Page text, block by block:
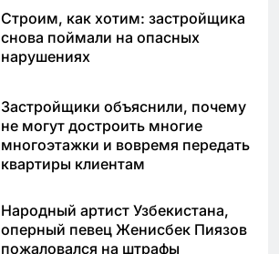
Строим, как хотим: застройщика
снова поймали на опасных
нарушениях
Застройщики объяснили, почему
не могут достроить многие
многоэтажки и вовремя передать
квартиры клиентам
Народный артист Узбекистана,
оперный певец Женисбек Пиязов
пожаловался на штрафы